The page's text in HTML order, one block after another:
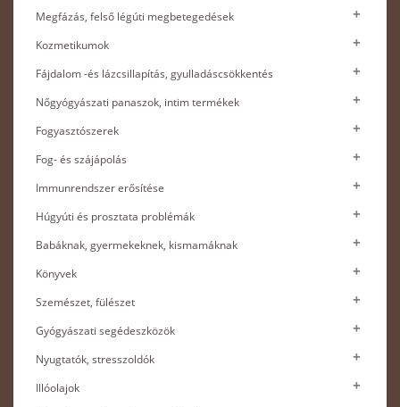
Megfázás, felső légúti megbetegedések
Kozmetikumok
Fájdalom -és lázcsillapítás, gyulladáscsökkentés
Nőgyógyászati panaszok, intim termékek
Fogyasztószerek
Fog- és szájápolás
Immunrendszer erősítése
Húgyúti és prosztata problémák
Babáknak, gyermekeknek, kismamáknak
Könyvek
Szemészet, fülészet
Gyógyászati segédeszközök
Nyugtatók, stresszoldók
Illóolajok